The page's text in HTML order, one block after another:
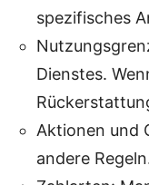
spezifisches
Dienstes.
Aktionen und
andere